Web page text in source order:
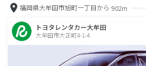
福岡県大牟田市旭町一丁目から 902m
トヨタレンタカー大牟田
大牟田市大正町4-1-4